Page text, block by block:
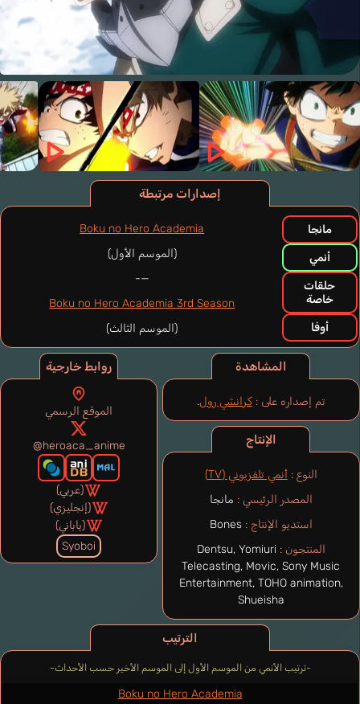
المشاهدة
تم إصداره على : كرانشي رول.
الإنتاج
النوع :أنمي تلفزيوني (TV)
المصدر الرئيسي : مانجا
استديو الإنتاج : Bones
المنتجون : Dentsu, Yomiuri
Telecasting, Movic, Sony Music
Entertainment, TOHO animation,
Shueisha
إصدارات مرتبطة
مانجا
أنمي
حلقات
خاصة
أوفا
Boku no Hero Academia
(الموسم الأول)
—-
Boku no Hero Academia 3rd Season
(الموسم الثالث)
الترتيب
-ترتيب الأنمي من الموسم الأول إلى الموسم الأخير حسب الأحداث-
Boku no Hero Academia
روابط خارجية
الموقع الرسمي
@heroaca_anime
(عربي)
(إنجليزي)
(ياباني)
Syoboi